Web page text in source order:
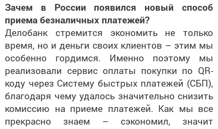
Зачем в России появился новый способ
приема безналичных платежей?
Делобанк стремится экономить не только
время, но и деньги своих клиентов – этим мы
особенно гордимся. Именно поэтому мы
реализовали сервис оплаты покупки по QR-
коду через Систему быстрых платежей (СБП),
благодаря чему удалось значительно снизить
комиссию на приеме платежей. Как мы все
прекрасно знаем – сэкономил, значит